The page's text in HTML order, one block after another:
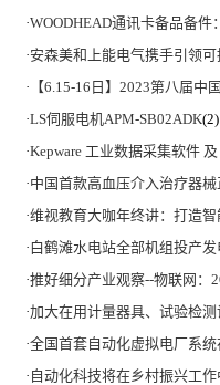
·WOODHEAD通讯卡备品备件：
·安森美和上能电气携手引领可持续能源应用的发展 两家
· 【6.15-16日】2023第八届中
·LS伺服电机APM-SB02ADK(2)
·Kepware 工业数据采集软件
·中国首款高血压介入治疗器
·维视教育大咖年终讲：打造
·白鹤滩水电站全部机组投产发电 世界最大清洁能源走廊全面
·推好细分产业观察--物联网：2026年中国物联网市场
·加大在用计量器具、试验检测设备的自动化、数字化改造
·全国首套自动化虚拟电厂系统在深圳
· 自动化科技将在乡村振兴工作中大有作为|